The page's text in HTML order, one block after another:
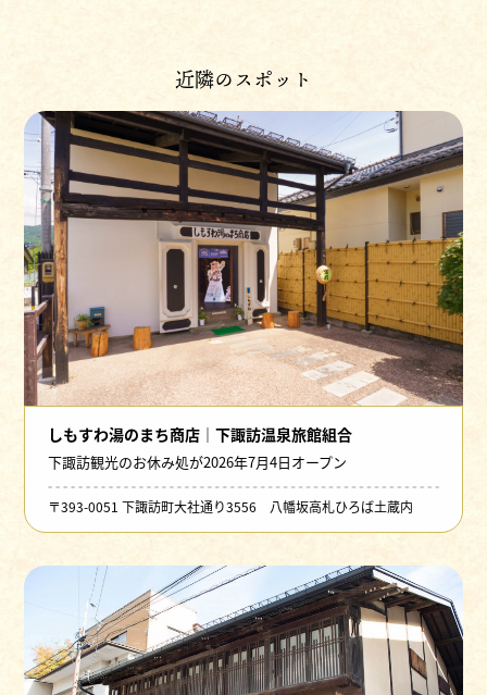
近隣のスポット
しもすわ湯のまち商店｜下諏訪温泉旅館組合
下諏訪観光のお休み処が2026年7月4日オープン
〒393-0051 下諏訪町大社通り3556 八幡坂高札ひろば土蔵内